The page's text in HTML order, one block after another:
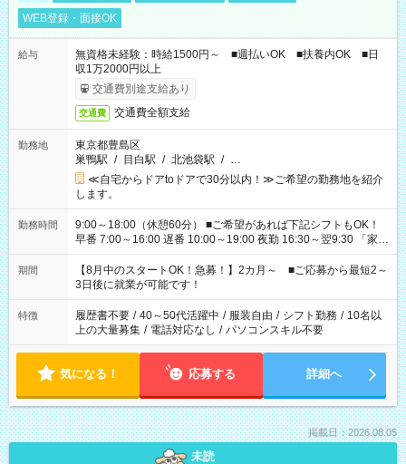
WEB登録・面接OK
給与
無資格未経験：時給1500円～ ■週払いOK ■扶養内OK ■日
収1万2000円以上
交通費別途支給あり
交通費 交通費全額支給
勤務地
東京都豊島区
巣鴨駅 / 目白駅 / 北池袋駅 / …
≪自宅からドアtoドアで30分以内！≫ご希望の勤務地を紹介
します。
勤務時間
9:00～18:00（休憩60分） ■ご希望があれば下記シフトもOK！
早番 7:00～16:00 遅番 10:00～19:00 夜勤 16:30～翌9:30 「家族
と休みを合わせたい」 「余裕を持って夕飯の準備がしたい」
「できれば残業はしたくない」 など、ご希望を教えてください
ね。 ※Wワーク希望の方へ 今ご覧のお仕事で希望する勤務時間
と、もう1つのお仕事の勤務時間。 合計で週40時間を超える場
合は応募できません。
期間
【8月中のスタートOK！急募！】2カ月～ ■ご応募から最短2～
3日後に就業が可能です！
特徴 履歴書不要 / 40～50代活躍中 / 服装自由 / シフト勤務 / 10名以
上の大量募集 / 電話対応なし / パソコンスキル不要
気になる！ 応募する 詳細へ
掲載日：2026.08.05
未読